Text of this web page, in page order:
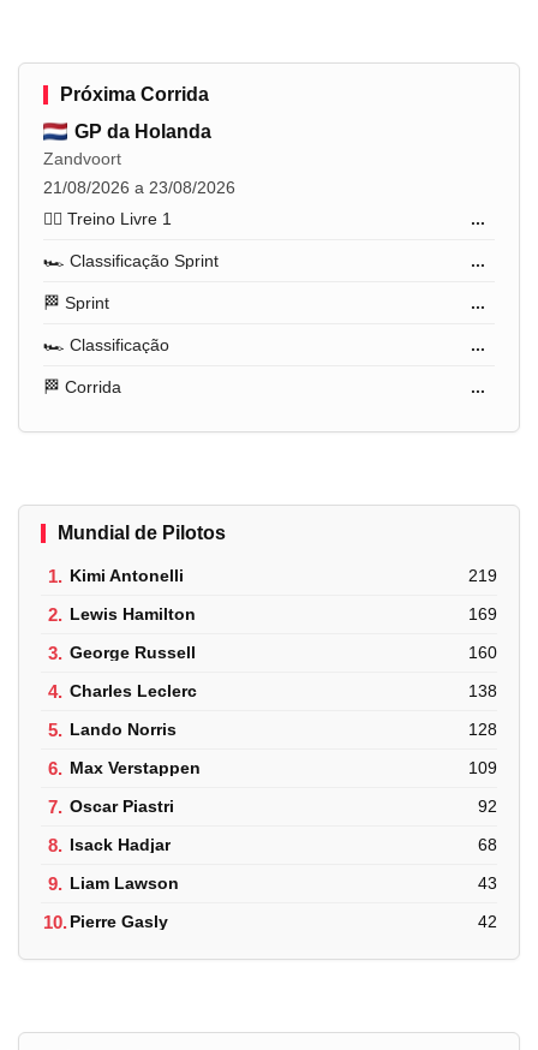
Próxima Corrida
GP da Holanda
Zandvoort
21/08/2026 a 23/08/2026
🏋️‍♂️ Treino Livre 1
...
🏎️ Classificação Sprint ...
🏁 Sprint ...
🏎️ Classificação ...
🏁 Corrida ...
Mundial de Pilotos
1. Kimi Antonelli 219
2. Lewis Hamilton 169
3. George Russell 160
4. Charles Leclerc 138
5. Lando Norris 128
6. Max Verstappen 109
7. Oscar Piastri 92
8. Isack Hadjar 68
9. Liam Lawson 43
10.Pierre Gasly 42